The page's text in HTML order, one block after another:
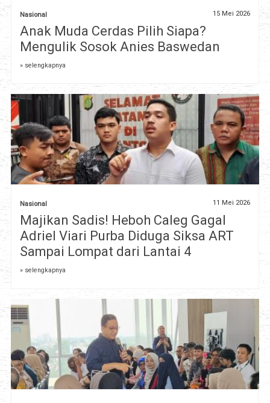
Nasional 15 Mei 2026
Anak Muda Cerdas Pilih Siapa?
Mengulik Sosok Anies Baswedan
» selengkapnya
Nasional 11 Mei 2026
Majikan Sadis! Heboh Caleg Gagal
Adriel Viari Purba Diduga Siksa ART
Sampai Lompat dari Lantai 4
» selengkapnya